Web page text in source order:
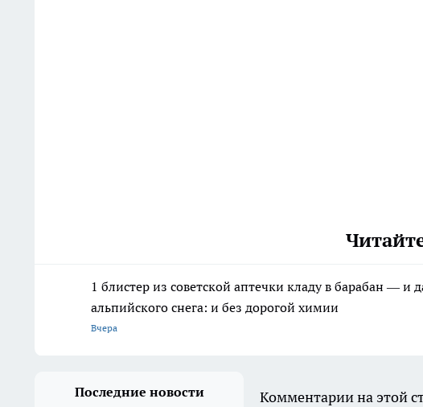
1 блистер из советской аптечки кладу в барабан — и
альпийского снега: и без дорогой химии
Вчера
Последние новости Комментарии на этой